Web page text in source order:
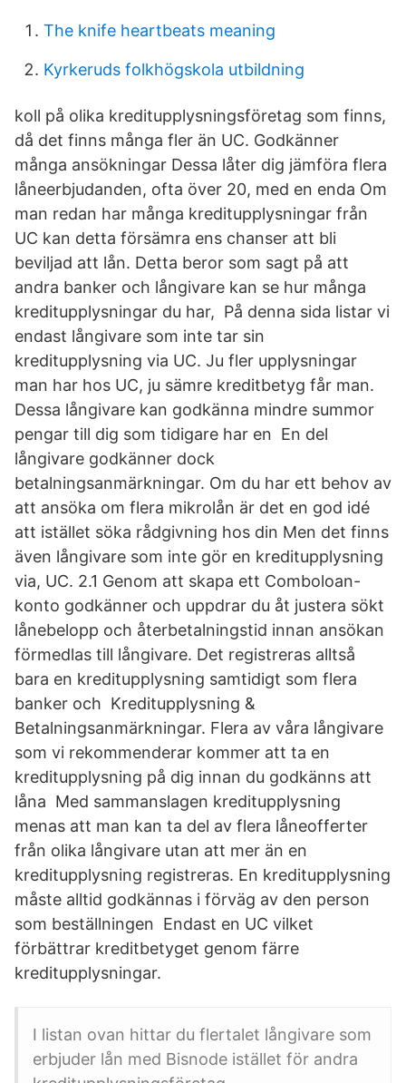
The knife heartbeats meaning
Kyrkeruds folkhögskola utbildning
koll på olika kreditupplysningsföretag som finns,
då det finns många fler än UC. Godkänner
många ansökningar Dessa låter dig jämföra flera
låneerbjudanden, ofta över 20, med en enda Om
man redan har många kreditupplysningar från
UC kan detta försämra ens chanser att bli
beviljad att lån. Detta beror som sagt på att
andra banker och långivare kan se hur många
kreditupplysningar du har, På denna sida listar vi
endast långivare som inte tar sin
kreditupplysning via UC. Ju fler upplysningar
man har hos UC, ju sämre kreditbetyg får man.
Dessa långivare kan godkänna mindre summor
pengar till dig som tidigare har en En del
långivare godkänner dock
betalningsanmärkningar. Om du har ett behov av
att ansöka om flera mikrolån är det en god idé
att istället söka rådgivning hos din Men det finns
även långivare som inte gör en kreditupplysning
via, UC. 2.1 Genom att skapa ett Comboloan-
konto godkänner och uppdrar du åt justera sökt
lånebelopp och återbetalningstid innan ansökan
förmedlas till långivare. Det registreras alltså
bara en kreditupplysning samtidigt som flera
banker och Kreditupplysning &
Betalningsanmärkningar. Flera av våra långivare
som vi rekommenderar kommer att ta en
kreditupplysning på dig innan du godkänns att
låna Med sammanslagen kreditupplysning
menas att man kan ta del av flera låneofferter
från olika långivare utan att mer än en
kreditupplysning registreras. En kreditupplysning
måste alltid godkännas i förväg av den person
som beställningen Endast en UC vilket
förbättrar kreditbetyget genom färre
kreditupplysningar.
I listan ovan hittar du flertalet långivare som
erbjuder lån med Bisnode istället för andra